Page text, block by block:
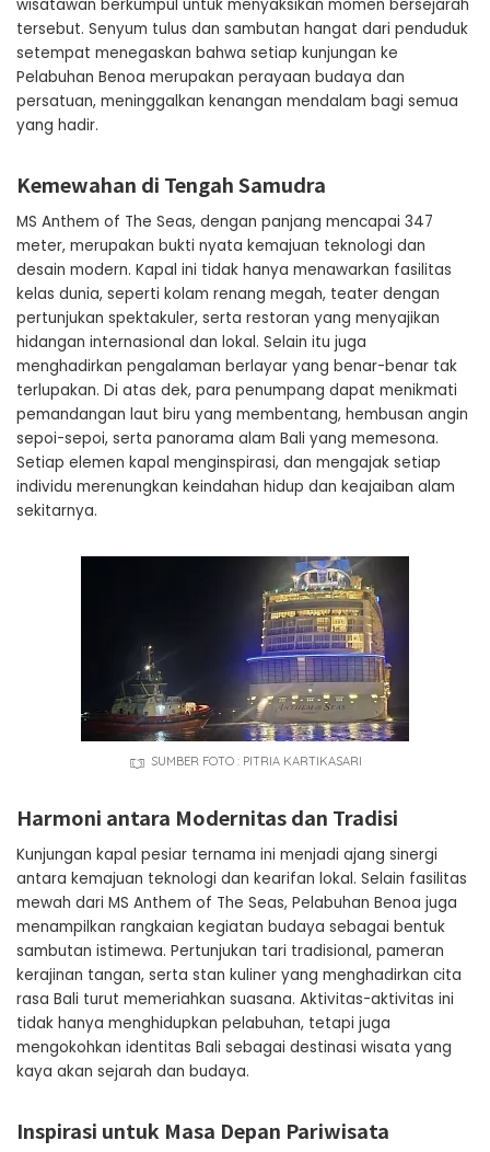
wisatawan berkumpul untuk menyaksikan momen bersejarah
tersebut. Senyum tulus dan sambutan hangat dari penduduk
setempat menegaskan bahwa setiap kunjungan ke
Pelabuhan Benoa merupakan perayaan budaya dan
persatuan, meninggalkan kenangan mendalam bagi semua
yang hadir.
Kemewahan di Tengah Samudra
MS Anthem of The Seas, dengan panjang mencapai 347
meter, merupakan bukti nyata kemajuan teknologi dan
desain modern. Kapal ini tidak hanya menawarkan fasilitas
kelas dunia, seperti kolam renang megah, teater dengan
pertunjukan spektakuler, serta restoran yang menyajikan
hidangan internasional dan lokal. Selain itu juga
menghadirkan pengalaman berlayar yang benar-benar tak
terlupakan. Di atas dek, para penumpang dapat menikmati
pemandangan laut biru yang membentang, hembusan angin
sepoi-sepoi, serta panorama alam Bali yang memesona.
Setiap elemen kapal menginspirasi, dan mengajak setiap
individu merenungkan keindahan hidup dan keajaiban alam
sekitarnya.
SUMBER FOTO : PITRIA KARTIKASARI
Harmoni antara Modernitas dan Tradisi
Kunjungan kapal pesiar ternama ini menjadi ajang sinergi
antara kemajuan teknologi dan kearifan lokal. Selain fasilitas
mewah dari MS Anthem of The Seas, Pelabuhan Benoa juga
menampilkan rangkaian kegiatan budaya sebagai bentuk
sambutan istimewa. Pertunjukan tari tradisional, pameran
kerajinan tangan, serta stan kuliner yang menghadirkan cita
rasa Bali turut memeriahkan suasana. Aktivitas-aktivitas ini
tidak hanya menghidupkan pelabuhan, tetapi juga
mengokohkan identitas Bali sebagai destinasi wisata yang
kaya akan sejarah dan budaya.
Inspirasi untuk Masa Depan Pariwisata